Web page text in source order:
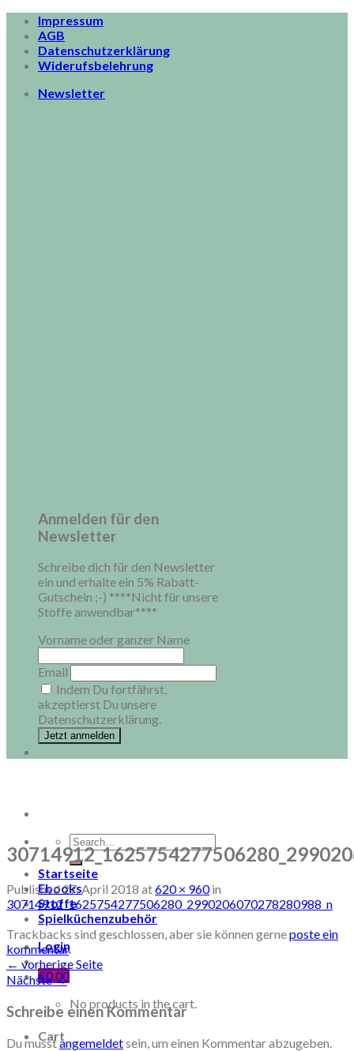
Skip
content
Impressum
AGB
Datenschutzerklärung
Widerufsbelehrung
Newsletter
Anmelden für den
Newsletter
Schreibe dich für den Newsletter
ein und erhalte ein 5% Rabatt-
Gutschein ;-) ****Nicht für unsere
Stoffe anwendbar****
Vorname oder ganzer Name
Email
Indem Du fortfährst,
akzeptierst Du unsere
Datenschutzerklärung.
Search
for:
Startseite
Ebooks
Stoffe
Spielküchenzubehör
Login
€0,00
No products in the cart.
Cart
Published27. April 2018 at620 × 960in
30714912_1625754277506280_2990206070278280988_n
Trackbacks sind geschlossen, aber sie können gerneposte ein
kommentar.
← vorherige Seite
Nächste→
Schreibe einen Kommentar
Du musstangemeldetsein, um einen Kommentar abzugeben.